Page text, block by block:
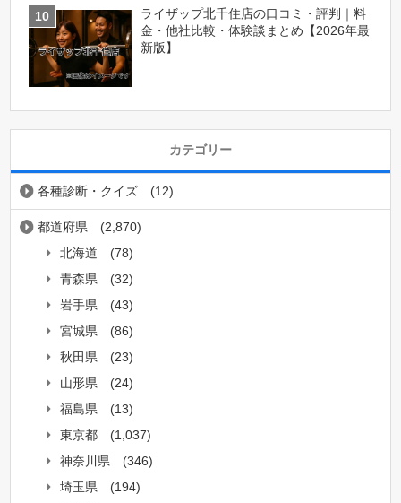
ライザップ北千住店の口コミ・評判｜料
金・他社比較・体験談まとめ【2026年最
新版】
カテゴリー
各種診断・クイズ (12)
都道府県
(2,870)
北海道
(78)
青森県
(32)
岩手県
(43)
宮城県
(86)
秋田県
(23)
山形県
(24)
福島県
(13)
東京都
(1,037)
神奈川県
(346)
埼玉県
(194)